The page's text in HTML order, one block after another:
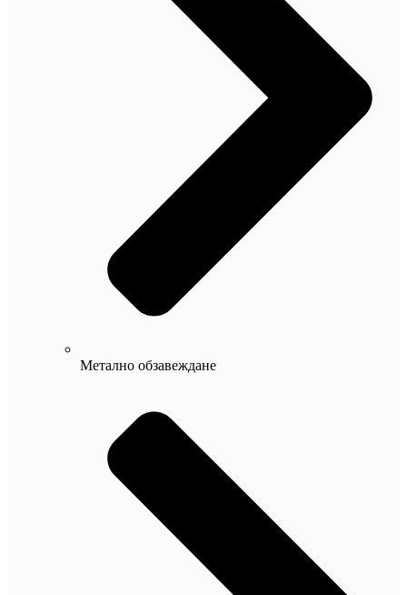
Метално обзавеждане